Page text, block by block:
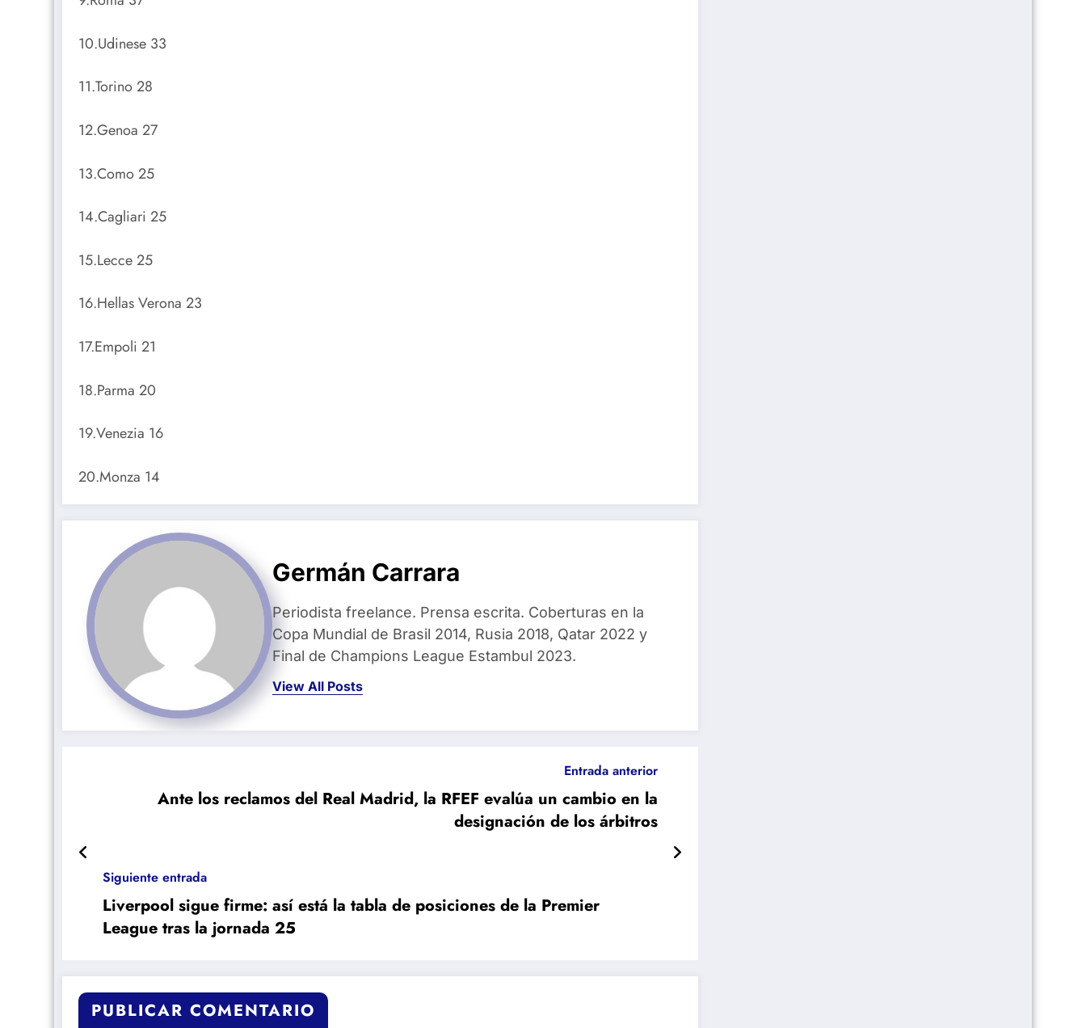
10.Udinese 33
11.Torino 28
12.Genoa 27
13.Como 25
14.Cagliari 25
15.Lecce 25
16.Hellas Verona 23
17.Empoli 21
18.Parma 20
19.Venezia 16
20.Monza 14
Germán Carrara
Periodista freelance. Prensa escrita. Coberturas en la
Copa Mundial de Brasil 2014, Rusia 2018, Qatar 2022 y
Final de Champions League Estambul 2023.
View All Posts
Entrada anterior
Ante los reclamos del Real Madrid, la RFEF evalúa un cambio en la
designación de los árbitros
Siguiente entrada
Liverpool sigue firme: así está la tabla de posiciones de la Premier
League tras la jornada 25
PUBLICAR COMENTARIO